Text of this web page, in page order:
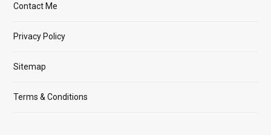
Contact Me
Privacy Policy
Sitemap
Terms & Conditions